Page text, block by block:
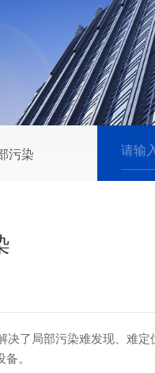
污染
决了局部污染难发现、难
。